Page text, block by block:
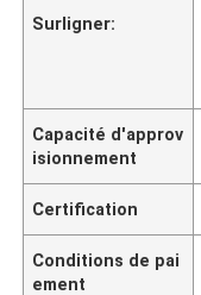
Surligner:
Capacité d'approv
isionnement
Certification
Conditions de pai
ement